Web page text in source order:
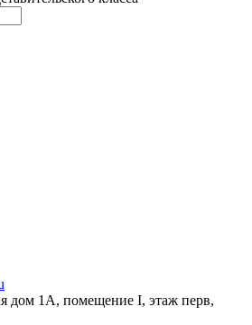
дом 1А, помещение I, этаж перв,